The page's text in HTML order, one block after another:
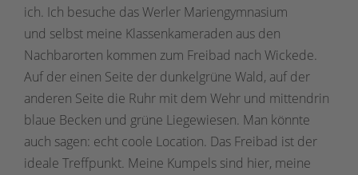
ich. Ich besuche das Werler Mariengymnasium
und selbst meine Klassenkameraden aus den
Nachbarorten kommen zum Freibad nach Wickede.
Auf der einen Seite der dunkelgrüne Wald, auf der
anderen Seite die Ruhr mit dem Wehr und mittendrin
blaue Becken und grüne Liegewiesen. Man könnte
auch sagen: echt coole Location. Das Freibad ist der
ideale Treffpunkt. Meine Kumpels sind hier, meine